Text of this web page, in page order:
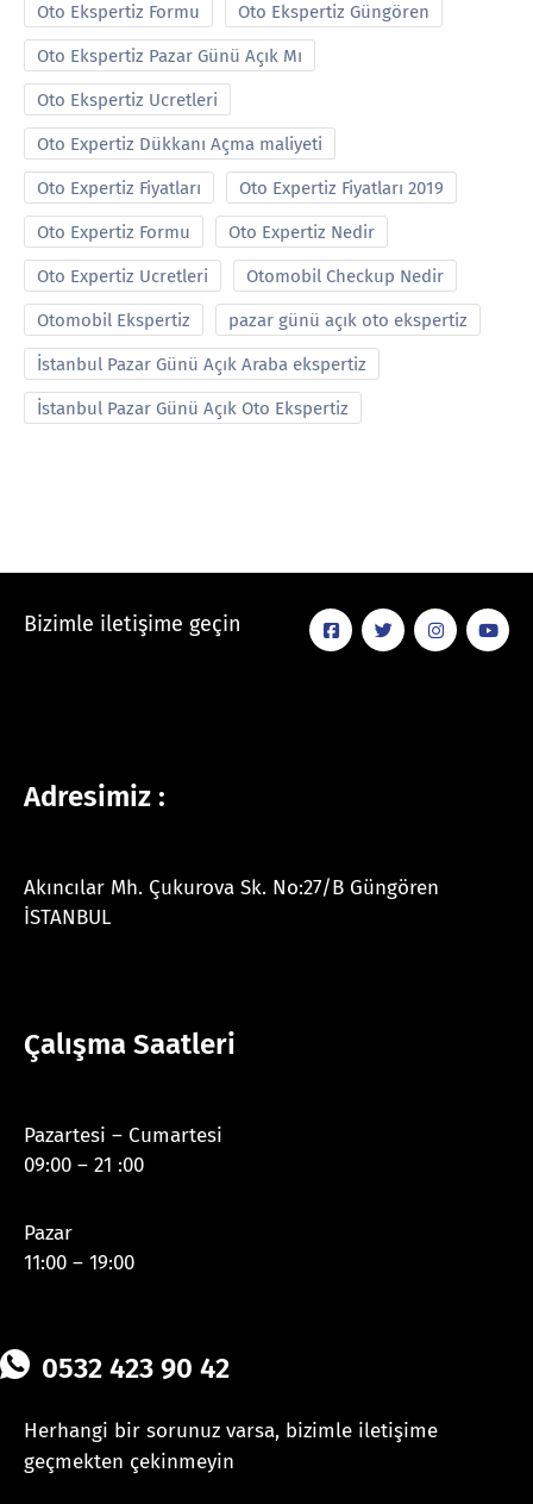
Oto Ekspertiz Formu Oto Ekspertiz Güngören
Oto Ekspertiz Pazar Günü Açık Mı
Oto Ekspertiz Ucretleri
Oto Expertiz Dükkanı Açma maliyeti
Oto Expertiz Fiyatları Oto Expertiz Fiyatları 2019
Oto Expertiz Formu Oto Expertiz Nedir
Oto Expertiz Ucretleri Otomobil Checkup Nedir
Otomobil Ekspertiz pazar günü açık oto ekspertiz
İstanbul Pazar Günü Açık Araba ekspertiz
İstanbul Pazar Günü Açık Oto Ekspertiz
Bizimle iletişime geçin
Adresimiz :
Akıncılar Mh. Çukurova Sk. No:27/B Güngören
İSTANBUL
Çalışma Saatleri
Pazartesi – Cumartesi
09:00 – 21 :00
Pazar
11:00 – 19:00
0532 423 90 42
Herhangi bir sorunuz varsa, bizimle iletişime
geçmekten çekinmeyin